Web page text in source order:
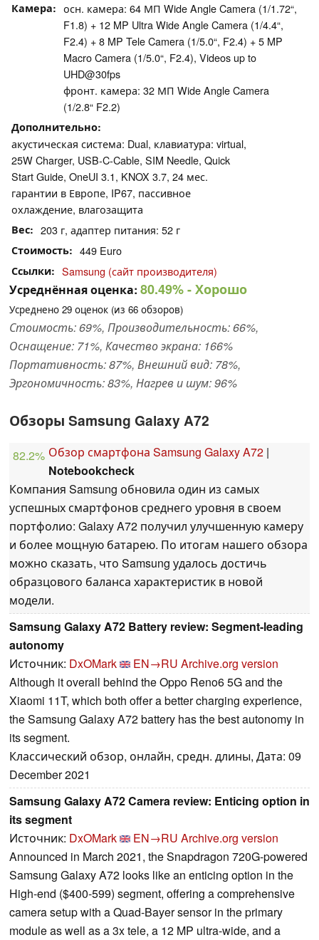
Камера
осн. камера: 64 МП Wide Angle Camera (1/1.72“,
F1.8) + 12 MP Ultra Wide Angle Camera (1/4.4“,
F2.4) + 8 MP Tele Camera (1/5.0“, F2.4) + 5 MP
Macro Camera (1/5.0“, F2.4), Videos up to
UHD@30fps
фронт. камера: 32 МП Wide Angle Camera
(1/2.8“ F2.2)
Дополнительно
акустическая система: Dual, клавиатура: virtual,
25W Charger, USB-C-Cable, SIM Needle, Quick
Start Guide, OneUI 3.1, KNOX 3.7, 24 мес.
гарантии в Европе, IP67, пассивное
охлаждение, влагозащита
Вес 203 г, адаптер питания: 52 г
Стоимость 449 Euro
Ссылки Samsung (сайт производителя)
Усреднённая оценка: 80.49%- Хорошо
Усреднено 29 оценок (из 66 обзоров)
Стоимость: 69%, Производительность: 66%,
Оснащение: 71%, Качество экрана: 166%
Портативность: 87%, Внешний вид: 78%,
Эргономичность: 83%, Нагрев и шум: 96%
Обзоры Samsung Galaxy A72
82.2% Обзор смартфона Samsung Galaxy A72 |
Notebookcheck
Компания Samsung обновила один из самых
успешных смартфонов среднего уровня в своем
портфолио: Galaxy A72 получил улучшенную камеру
и более мощную батарею. По итогам нашего обзора
можно сказать, что Samsung удалось достичь
образцового баланса характеристик в новой
модели.
Samsung Galaxy A72 Battery review: Segment-leading
autonomy
Источник: DxOMark EN→RU Archive.org version
Although it overall behind the Oppo Reno6 5G and the
Xiaomi 11T, which both offer a better charging experience,
the Samsung Galaxy A72 battery has the best autonomy in
its segment.
Классический обзор, онлайн, средн. длины, Дата: 09
December 2021
Samsung Galaxy A72 Camera review: Enticing option in
its segment
Источник: DxOMark EN→RU Archive.org version
Announced in March 2021, the Snapdragon 720G-powered
Samsung Galaxy A72 looks like an enticing option in the
High-end ($400-599) segment, offering a comprehensive
camera setup with a Quad-Bayer sensor in the primary
module as well as a 3x tele, a 12 MP ultra-wide, and a